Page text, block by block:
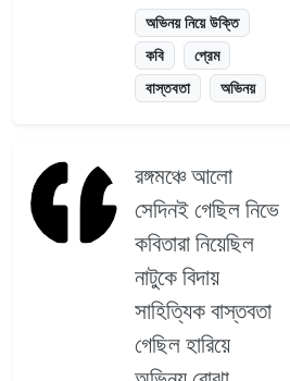
অভিনয় নিয়ে উক্তি
কবি
প্রেম
বাস্তবতা
অভিনয়
রঙ্গমঞ্চে আলো
সেদিনই গেছিল নিভে
কবিতারা নিয়েছিল
নাটুকে বিদায়
সাহিত্যিক বাস্তবতা
গেছিল হারিয়ে